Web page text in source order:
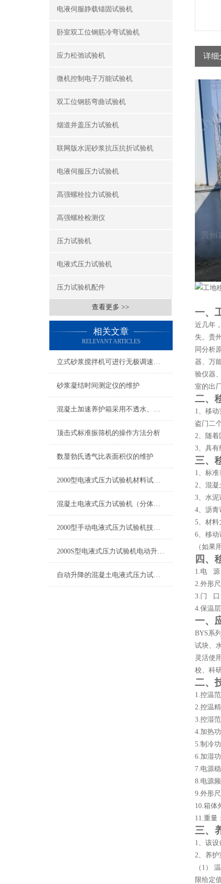
电液伺服静载锚固试验机
卧室双工位钢筋冷弯试验机
应力松弛试验机
微机控制电子万能试验机
双工位钢筋弯曲试验机
烟道井盖压力试验机
联网版水泥砂浆抗压抗折试验机
电液伺服压力试验机
高强螺栓拉力试验机
高强螺栓检测仪
压力试验机
电液式压力试验机
压力试验机配件
查看更多 >>
相关文章
RELEVANT ARTICLES
立式砂浆搅拌机可进行无极调速生产速度
砂浆凝结时间测定仪的维护
混凝土加速养护箱采用不透水、气的薄膜布养护
顶击式标准振筛机的操作方法分析
数显勃氏透气比表面积仪的维护
2000型电液式压力试验机材料试验机 质优价更廉
混凝土电液式压力试验机（分体式，电动丝杆）
2000型手动电液式压力试验机技术参数
2000S型电液式压力试验机电动升降技术参数
自动升降的混凝土电液式压力试验机
详细
一、
近几年
失。贵
同分析
器、万
验仪器
室的出
二、
1、移
盗门二
2、随
3、具有
三、
1、标准
2、混凝
3、水泥
4、沥青
5、材料
6、移
（如果
四、
1.电
2.外形
3.门 口
4.保温
一、
BYS系
试块、
灵活使
校、科
二、
1.控温
2.控温
3.控湿
4.加热
5.制冷
6.加湿
7.电源
8.电源
9.外形
10.箱体
11.重量
三、
1、该
2、养
（1）
限给定